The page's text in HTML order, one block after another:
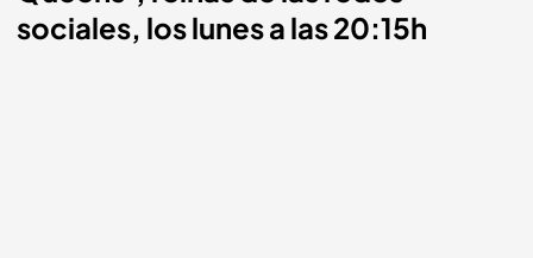
sociales, los lunes a las 20:15h